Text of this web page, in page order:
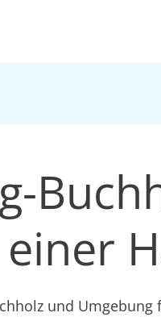
und Umgebung